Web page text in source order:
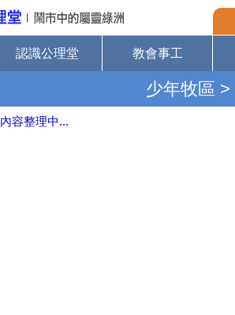
認識公理堂 教會事工
少年牧區 >
內容整理中...